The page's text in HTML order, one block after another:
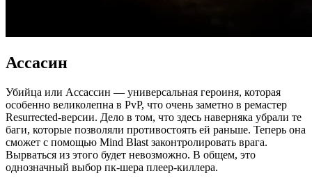
Ассасин
Убийца или Ассассин — универсальная героиня, которая
особенно великолепна в PvP, что очень заметно в ремастер
Resurrected-версии. Дело в том, что здесь наверняка убрали те
баги, которые позволяли противостоять ей раньше. Теперь она
сможет с помощью Mind Blast законтролировать врага.
Вырваться из этого будет невозможно. В общем, это
однозначный выбор пк-шера плеер-киллера.